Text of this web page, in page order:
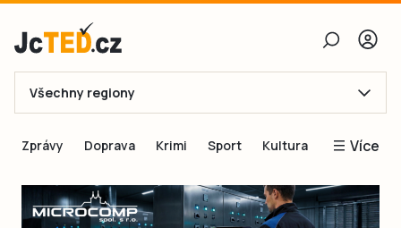
E-mail
Obnovit heslo
Všechny regiony
Zprávy Doprava Krimi Sport Kultura Více
Blogy
Inspirace